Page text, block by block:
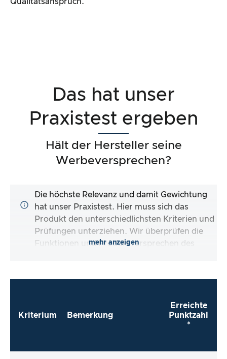
Das hat unser
Praxistest ergeben
Hält der Hersteller seine
Werbeversprechen?
Die höchste Relevanz und damit Gewichtung
hat unser Praxistest. Hier muss sich das
Produkt den unterschiedlichsten Kriterien und
Prüfungen unterziehen. Wir überprüfen die
Funktionen und Produktversprechen des
mehr anzeigen
Kriterium Bemerkung
Erreichte
Punktzahl
*